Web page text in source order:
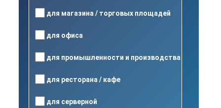
для магазина / торговых площадей
для офиса
для промышленности и производства
для ресторана / кафе
для серверной